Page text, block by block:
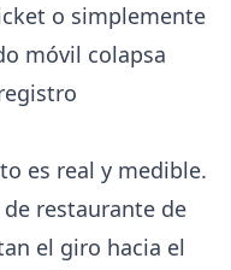
o simplemente
móvil colapsa
es real y medible.
restaurante de
el giro hacia el